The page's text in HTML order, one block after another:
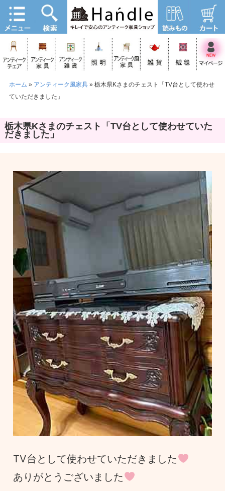
ホーム » アンティーク風家具» 栃木県Kさまのチェスト「TV台として使わせ
ていただきました」
栃木県Kさまのチェスト「TV台として使わせていた
だきました」
TV台として使わせていただきました
ありがとうございました